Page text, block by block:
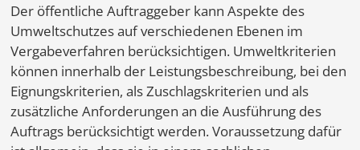
Der öffentliche Auftraggeber kann Aspekte des
Umweltschutzes auf verschiedenen Ebenen im
Vergabeverfahren berücksichtigen. Umweltkriterien
können innerhalb der Leistungsbeschreibung, bei den
Eignungskriterien, als Zuschlagskriterien und als
zusätzliche Anforderungen an die Ausführung des
Auftrags berücksichtigt werden. Voraussetzung dafür